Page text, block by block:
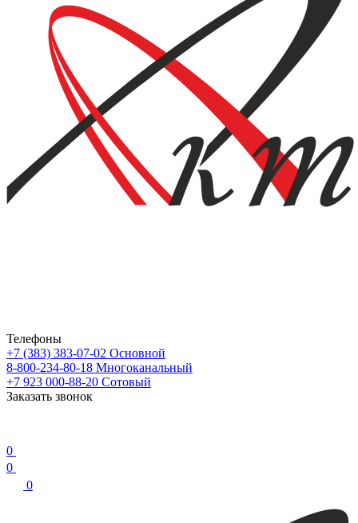
Телефоны
+7 (383) 383-07-02 Основной
8-800-234-80-18 Многоканальный
+7 923 000-88-20 Сотовый
Заказать звонок
0
0
0